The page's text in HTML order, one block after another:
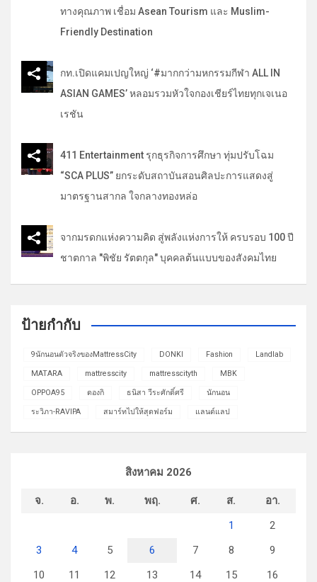
ทางคุณภาพ เชื่อม Asean Tourism และ Muslim-
Friendly Destination
กท.เปิดแคมเปญใหญ่ ‘#มากกว่ามหกรรมกีฬา ALL IN
ASIAN GAMES’ หลอมรวมหัวใจกองเชียร์ไทยทุกเจเนอ
เรชัน
411 Entertainment รุกธุรกิจการศึกษา ทุ่มปรับโฉม
“SCA PLUS” ยกระดับสถาบันสอนศิลปะการแสดงสู่
มาตรฐานสากล ใจกลางทองหล่อ
จากมรดกแห่งความคิด สู่พลังแห่งการให้ ครบรอบ 100 ปี
ชาตกาล "พิชัย รัตตกุล" บุคคลต้นแบบของสังคมไทย
ป้ายกำกับ
9นักนอนตัวจริงของMattressCity DONKI Fashion Landlab
MATARA mattresscity mattresscityth MBK
OPPOA95 ดองกิ ธนิสา วีระศักดิ์ศรี นักนอน
ระวิภา-RAVIPA สมาร์ทไปให้สุดฟอร์ม แลนด์แลป
สิงหาคม 2026
จ. อ. พ. พฤ. ศ. ส.
อา.
1
2
3
4 5 6 7 8
9
10
11 12 13 14 15
16